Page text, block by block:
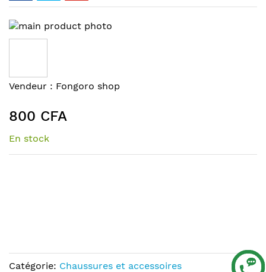
Skip
to
of
the
gallery
Skip
the
beginning
of
Vendeur : Fongoro shop
800 CFA
En stock
Catégorie: Chaussures et accessoires